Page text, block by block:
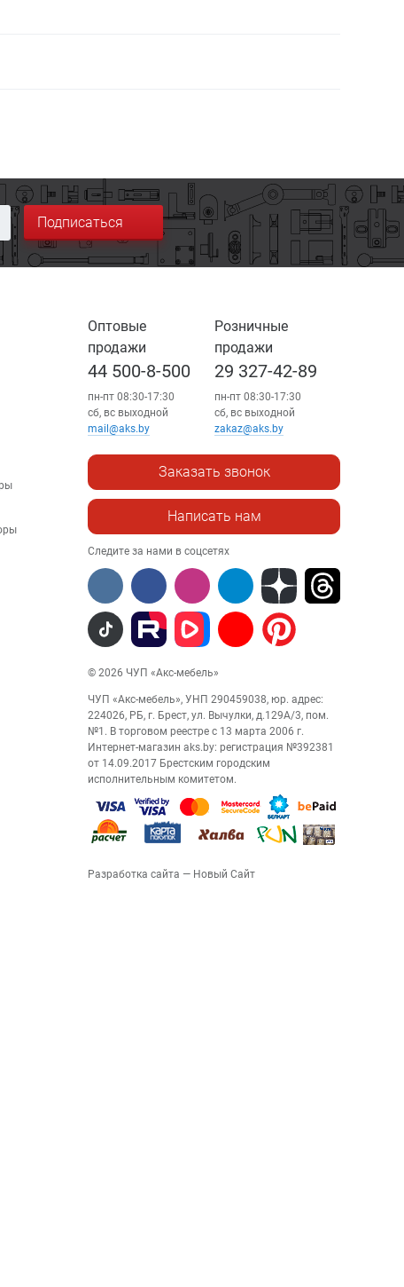
Подписаться
Оптовые
продажи
44 500-8-500
пн-пт 08:30-17:30
сб, вс выходной
mail@aks.by
Розничные
продажи
29 327-42-89
пн-пт 08:30-17:30
сб, вс выходной
zakaz@aks.by
Заказать звонок
Написать нам
Следите за нами в соцсетях
© 2026 ЧУП «Акс-мебель»
ЧУП «Акс-мебель», УНП 290459038, юр. адрес:
224026, РБ, г. Брест, ул. Вычулки, д.129А/3, пом.
№1. В торговом реестре с 13 марта 2006 г.
Интернет-магазин aks.by: регистрация №392381
от 14.09.2017 Брестским городским
исполнительным комитетом.
Разработка сайта — Новый Сайт